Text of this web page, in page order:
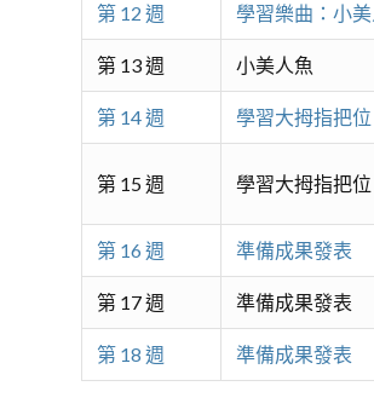
第 12 週 學習樂曲：小
第 13 週 小美人魚
第 14 週 學習大拇指把位
第 15 週 學習大拇指把位
第 16 週 準備成果發表
第 17 週 準備成果發表
第 18 週 準備成果發表